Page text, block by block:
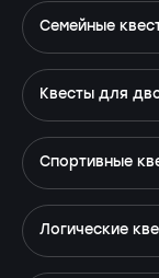
Семейные
Квесты для
Спортивные
Логические